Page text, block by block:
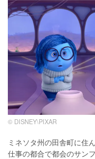
© DISNEY\PIXAR
ミネソタ州の田舎町に住
仕事の都合で都会のサン